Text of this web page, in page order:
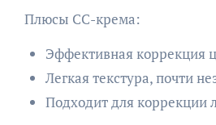
Плюсы CC-крема:
Эффективная коррекция
Легкая текстура, почти
Подходит для коррекции